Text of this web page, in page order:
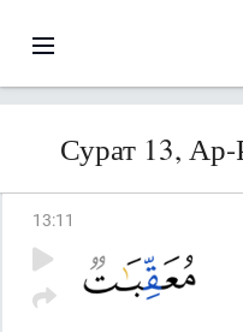
Сурат 13,
13:11